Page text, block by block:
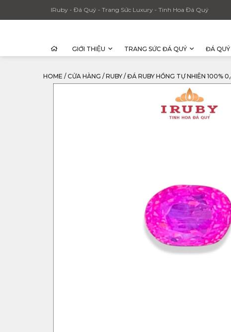
IRuby - Đá Quý - Trang Sức Luxury - Tinh Hoa Đá Quý
GIỚI THIỆU TRANG SỨC ĐÁ QUÝ ĐÁ QUÝ
HOME / CỬA HÀNG / RUBY / ĐÁ RUBY HỒNG TỰ NHIÊN 100%